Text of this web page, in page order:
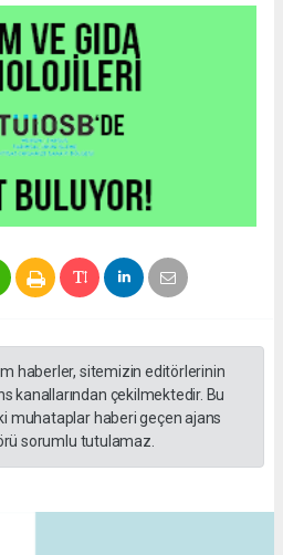
haberler, sitemizin editörlerinin
kanallarından çekilmektedir. Bu
muhataplar haberi geçen ajans
sorumlu tutulamaz.